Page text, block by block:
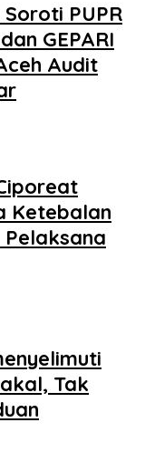
PUPR
GEPARI
Audit
Ketebalan
Pelaksana
Tak